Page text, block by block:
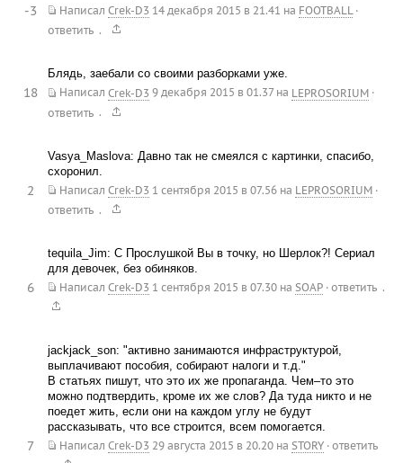
Написал Crek-D3 14 декабря 2015 в 21.41 на FOOTBALL ·
ответить .
-3
Блядь, заебали со своими разборками уже.
Написал Crek-D3 9 декабря 2015 в 01.37на LEPROSORIUM ·
ответить .
18
Vasya_Maslova: Давно так не смеялся с картинки, спасибо,
схоронил.
Написал Crek-D3 1 сентября 2015 в 07.56на LEPROSORIUM ·
ответить .
2
tequila_Jim: С Прослушкой Вы в точку, но Шерлок?! Сериал
для девочек, без обиняков.
Написал Crek-D3 1 сентября 2015 в 07.30на SOAP · ответить .
6
jackjack_son: "активно занимаются инфраструктурой,
выплачивают пособия, собирают налоги и т.д."
В статьях пишут, что это их же пропаганда. Чем–то это
можно подтвердить, кроме их же слов? Да туда никто и не
поедет жить, если они на каждом углу не будут
рассказывать, что все строится, всем помогается.
Написал Crek-D3 29 августа 2015 в 20.20на STORY · ответить
7